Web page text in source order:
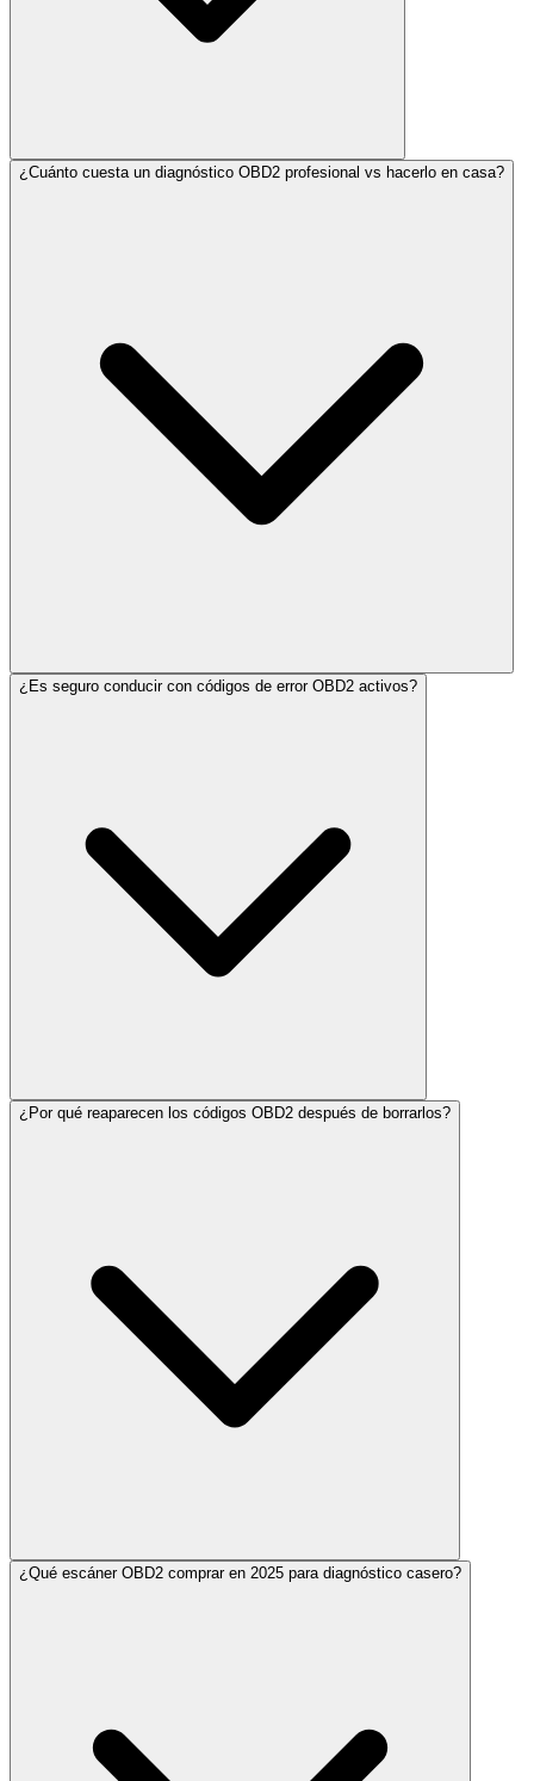
¿Cuánto cuesta un diagnóstico OBD2 profesional vs hacerlo en casa?
¿Es seguro conducir con códigos de error OBD2 activos?
¿Por qué reaparecen los códigos OBD2 después de borrarlos?
¿Qué escáner OBD2 comprar en 2025 para diagnóstico casero?